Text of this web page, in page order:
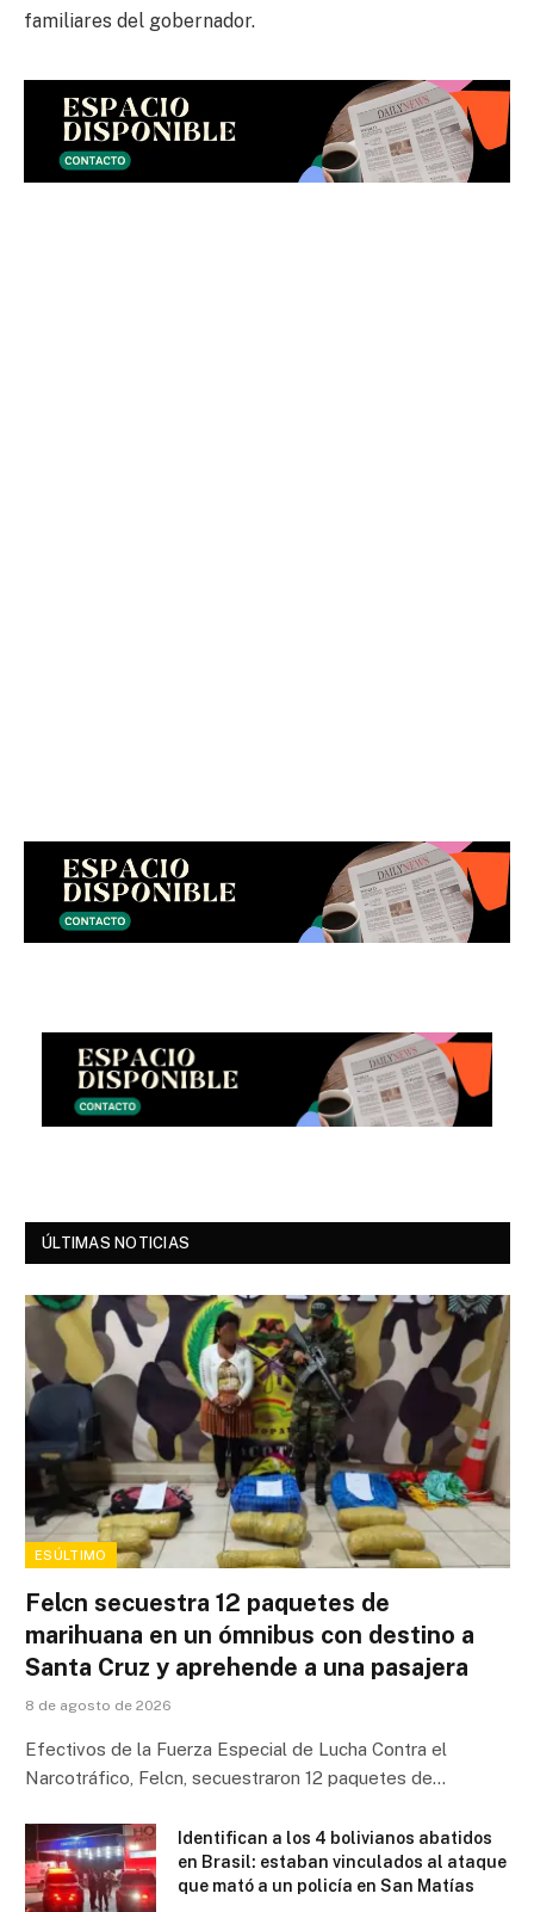
familiares del gobernador.
ÚLTIMAS NOTICIAS
ESÚLTIMO
Felcn secuestra 12 paquetes de
marihuana en un ómnibus con destino a
Santa Cruz y aprehende a una pasajera
8 de agosto de 2026
Efectivos de la Fuerza Especial de Lucha Contra el
Narcotráfico, Felcn, secuestraron 12 paquetes de…
Identifican a los 4 bolivianos abatidos
en Brasil: estaban vinculados al ataque
que mató a un policía en San Matías